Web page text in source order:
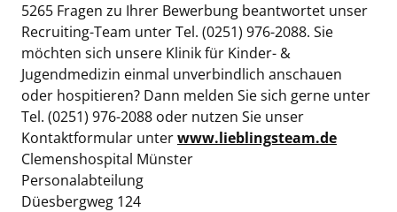
5265 Fragen zu Ihrer Bewerbung beantwortet unser
Recruiting-Team unter Tel. (0251) 976-2088. Sie
möchten sich unsere Klinik für Kinder- &
Jugendmedizin einmal unverbindlich anschauen
oder hospitieren? Dann melden Sie sich gerne unter
Tel. (0251) 976-2088 oder nutzen Sie unser
Kontaktformular unterwww.lieblingsteam.de
Clemenshospital Münster
Personalabteilung
Düesbergweg 124